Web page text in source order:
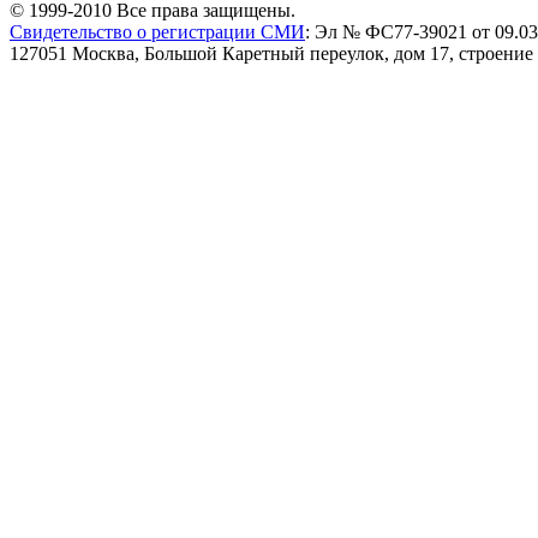
© 1999-2010 Все права защищены.
Свидетельство о регистрации СМИ: Эл № ФС77-39021 от
127051 Москва, Большой Каретный переулок, дом 17, строение